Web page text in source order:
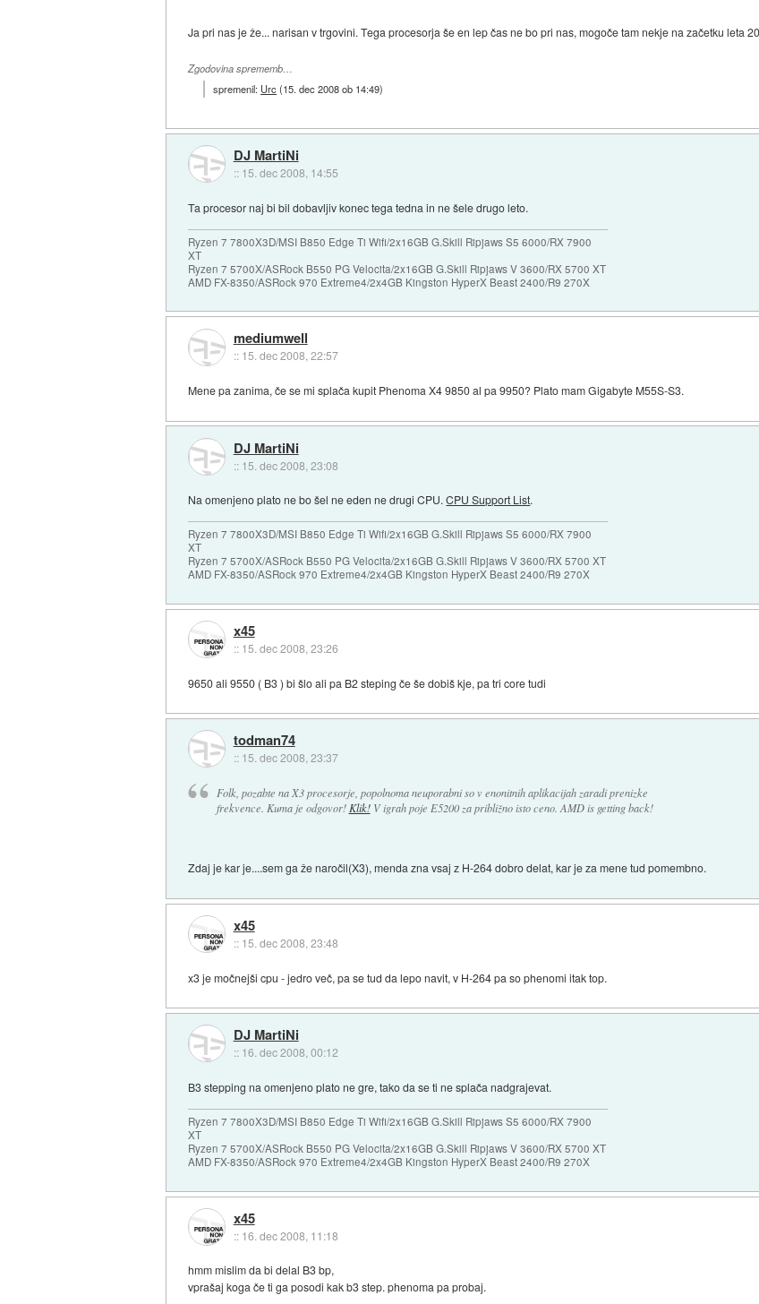
Ja pri nas je že... narisan v trgovini. Tega procesorja še en lep čas ne bo pri nas, mogoče tam nekje na začetku leta
Zgodovina sprememb…
spremenil: Urc(15. dec 2008 ob 14:49)
DJ MartiNi
:: 15. dec 2008, 14:55
Ta procesor naj bi bil dobavljiv konec tega tedna in ne šele drugo leto.
Ryzen 7 7800X3D/MSI B850 Edge Ti Wifi/2x16GB G.Skill Ripjaws S5 6000/RX 7900
XT
Ryzen 7 5700X/ASRock B550 PG Velocita/2x16GB G.Skill Ripjaws V 3600/RX 5700 XT
AMD FX-8350/ASRock 970 Extreme4/2x4GB Kingston HyperX Beast 2400/R9 270X
mediumwell
:: 15. dec 2008, 22:57
Mene pa zanima, če se mi splača kupit Phenoma X4 9850 al pa 9950? Plato mam Gigabyte M55S-S3.
DJ MartiNi
:: 15. dec 2008, 23:08
Na omenjeno plato ne bo šel ne eden ne drugi CPU.CPU Support List.
Ryzen 7 7800X3D/MSI B850 Edge Ti Wifi/2x16GB G.Skill Ripjaws S5 6000/RX 7900
XT
Ryzen 7 5700X/ASRock B550 PG Velocita/2x16GB G.Skill Ripjaws V 3600/RX 5700 XT
AMD FX-8350/ASRock 970 Extreme4/2x4GB Kingston HyperX Beast 2400/R9 270X
x45
:: 15. dec 2008, 23:26
9650 ali 9550 ( B3 ) bi šlo ali pa B2 steping če še dobiš kje, pa tri core tudi
todman74
:: 15. dec 2008, 23:37
Folk, pozabte na X3 procesorje, popolnoma neuporabni so v enonitnih aplikacijah zaradi prenizke
frekvence. Kuma je odgovor!Klik!V igrah poje E5200 za približno isto ceno. AMD is getting back!
Zdaj je kar je....sem ga že naročil(X3), menda zna vsaj z H-264 dobro delat, kar je za mene tud pomembno.
x45
:: 15. dec 2008, 23:48
x3 je močnejši cpu - jedro več, pa se tud da lepo navit, v H-264 pa so phenomi itak top.
DJ MartiNi
:: 16. dec 2008, 00:12
B3 stepping na omenjeno plato ne gre, tako da se ti ne splača nadgrajevat.
Ryzen 7 7800X3D/MSI B850 Edge Ti Wifi/2x16GB G.Skill Ripjaws S5 6000/RX 7900
XT
Ryzen 7 5700X/ASRock B550 PG Velocita/2x16GB G.Skill Ripjaws V 3600/RX 5700 XT
AMD FX-8350/ASRock 970 Extreme4/2x4GB Kingston HyperX Beast 2400/R9 270X
x45
:: 16. dec 2008, 11:18
hmm mislim da bi delal B3 bp,
vprašaj koga če ti ga posodi kak b3 step. phenoma pa probaj.